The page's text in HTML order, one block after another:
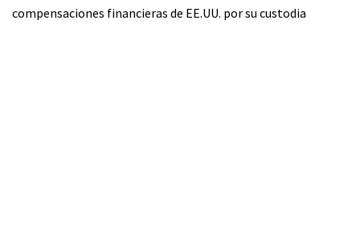
compensaciones financieras de EE.UU. por su custodia